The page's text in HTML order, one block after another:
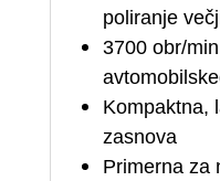
poliranje
3700 obr/
Kompaktna,
zasnova
Primerna za